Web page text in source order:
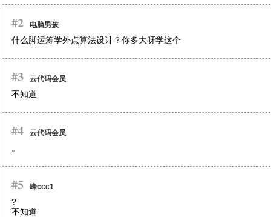
#2 电脑男孩
什么脚运筹学外点算法设计？你多大呀学这个
#3 云代码会员
不知道
#4 云代码会员
。
#5 峰ccc1
?
不知道